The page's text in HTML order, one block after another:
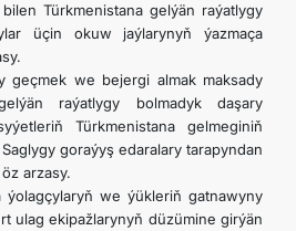
Türkmenistana gelýän raýatlygy
üçin okuw jaýlarynyň ýazmaça
geçmek we bejergi almak maksady
raýatlygy bolmadyk daşary
Türkmenistana gelmeginiň
goraýyş edaralary tarapyndan
arzasy.
ýolagçylaryň we ýükleriň gatnawyny
ulag ekipažlarynyň düzümine girýän